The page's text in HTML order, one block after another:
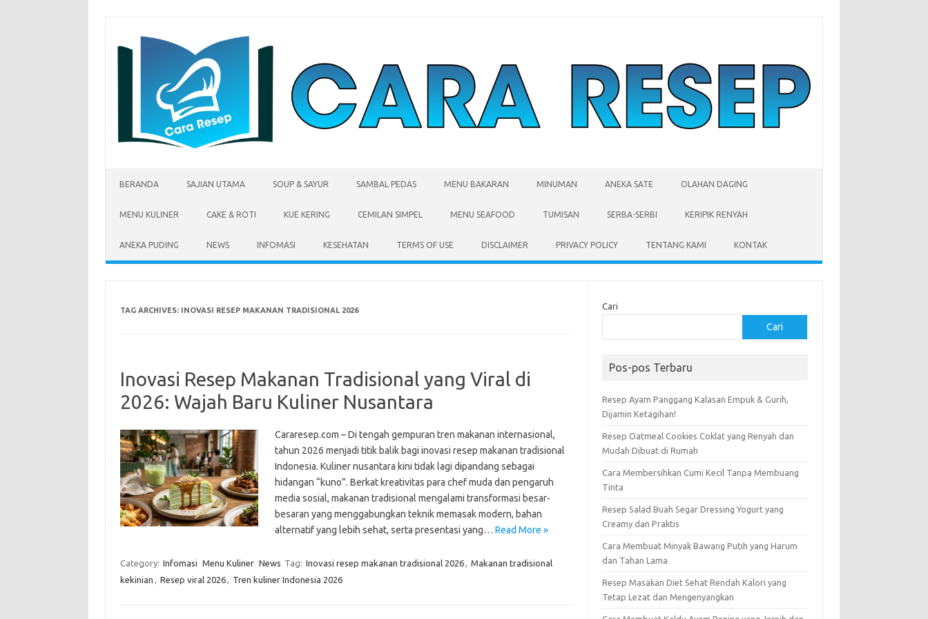
BERANDA SAJIAN UTAMA SOUP & SAYUR SAMBAL PEDAS MENU BAKARAN MINUMAN ANEKA SATE OLAHAN DAGING
MENU KULINER CAKE & ROTI KUE KERING CEMILAN SIMPEL MENU SEAFOOD TUMISAN SERBA-SERBI KERIPIK RENYAH
ANEKA PUDING NEWS INFOMASI KESEHATAN TERMS OF USE DISCLAIMER PRIVACY POLICY TENTANG KAMI KONTAK
TAG ARCHIVES: INOVASI RESEP MAKANAN TRADISIONAL 2026
Inovasi Resep Makanan Tradisional yang Viral di
2026: Wajah Baru Kuliner Nusantara
Cararesep.com – Di tengah gempuran tren makanan internasional,
tahun 2026 menjadi titik balik bagi inovasi resep makanan tradisional
Indonesia. Kuliner nusantara kini tidak lagi dipandang sebagai
hidangan “kuno”. Berkat kreativitas para chef muda dan pengaruh
media sosial, makanan tradisional mengalami transformasi besar-
besaran yang menggabungkan teknik memasak modern, bahan
alternatif yang lebih sehat, serta presentasi yang… Read More »
Category: Infomasi Menu Kuliner News Tag: Inovasi resep makanan tradisional 2026
Makanan tradisional
kekinian
Resep viral 2026 Tren kuliner Indonesia 2026
Cari
Cari
Pos-pos Terbaru
Resep Ayam Panggang Kalasan Empuk & Gurih,
Dijamin Ketagihan!
Resep Oatmeal Cookies Coklat yang Renyah dan
Mudah Dibuat di Rumah
Cara Membersihkan Cumi Kecil Tanpa Membuang
Tinta
Resep Salad Buah Segar Dressing Yogurt yang
Creamy dan Praktis
Cara Membuat Minyak Bawang Putih yang Harum
dan Tahan Lama
Resep Masakan Diet Sehat Rendah Kalori yang
Tetap Lezat dan Mengenyangkan